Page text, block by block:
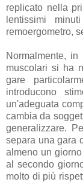
replicato nella
lentissimi
remoergometro,
Normalmente,
muscolari si ha
gare
introducono
un'adeguata
cambia da
generalizzare.
separa una gara
almeno un
al secondo
molto di più